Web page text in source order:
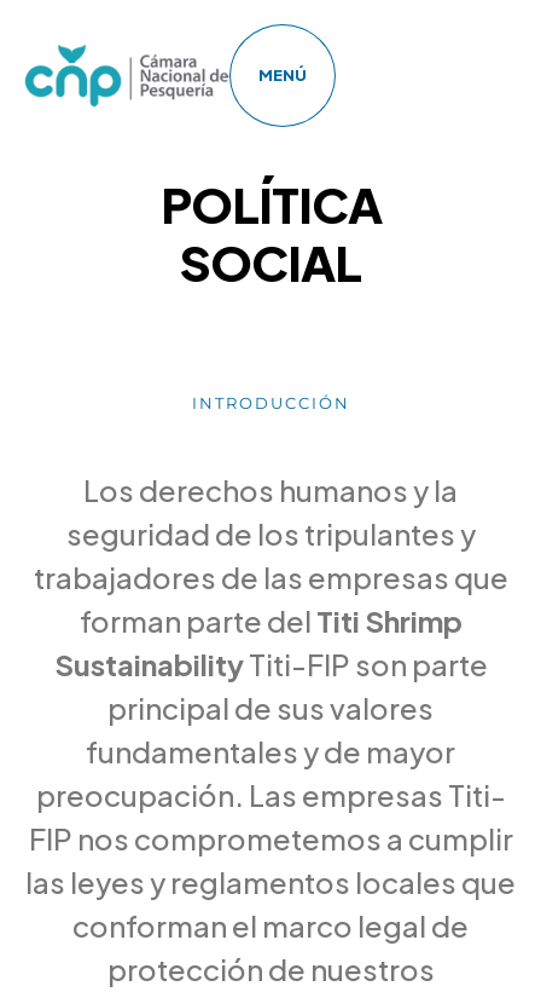
MENÚ
POLÍTICA
SOCIAL
INTRODUCCIÓN
Los derechos humanos y la
seguridad de los tripulantes y
trabajadores de las empresas que
forman parte del Titi Shrimp
SustainabilityTiti-FIP son parte
principal de sus valores
fundamentales y de mayor
preocupación. Las empresas Titi-
FIP nos comprometemos a cumplir
las leyes y reglamentos locales que
conforman el marco legal de
protección de nuestros